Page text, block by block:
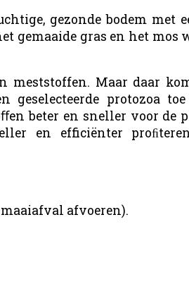
gezonde bodem
gemaaide gras en het
meststoffen. Maar daar
geselecteerde protozoa
beter en sneller voor
en efficiënter
afvoeren).